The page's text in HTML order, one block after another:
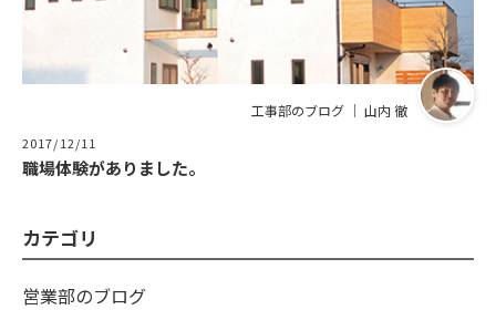
工事部のブログ ｜ 山内 徹
2017/12/11
職場体験がありました。
カテゴリ
営業部のブログ